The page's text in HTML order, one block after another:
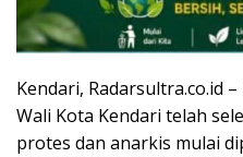
Kendari, Radarsultra.co.id
Wali Kota Kendari telah
protes dan anarkis mulai